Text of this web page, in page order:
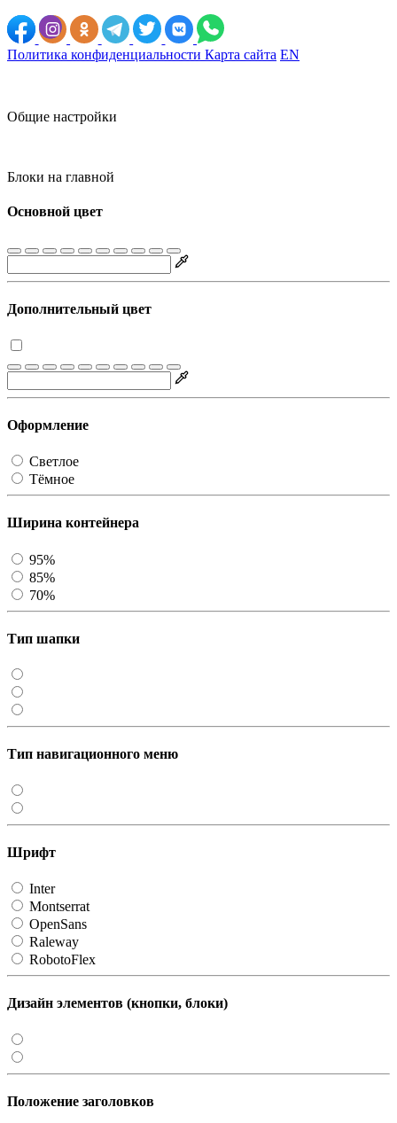
Политика конфиденциальности Карта сайта EN
Общие настройки
Блоки на главной
Основной цвет
Дополнительный цвет
Оформление
Светлое
Тёмное
Ширина контейнера
95%
85%
70%
Тип шапки
Тип навигационного меню
Шрифт
Inter
Montserrat
OpenSans
Raleway
RobotoFlex
Дизайн элементов (кнопки, блоки)
Положение заголовков